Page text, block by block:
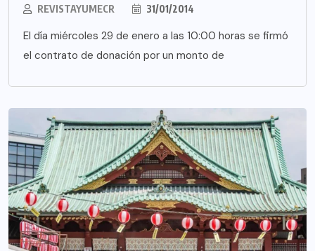
REVISTAYUMECR 31/01/2014
El día miércoles 29 de enero a las 10:00 horas se firmó
el contrato de donación por un monto de